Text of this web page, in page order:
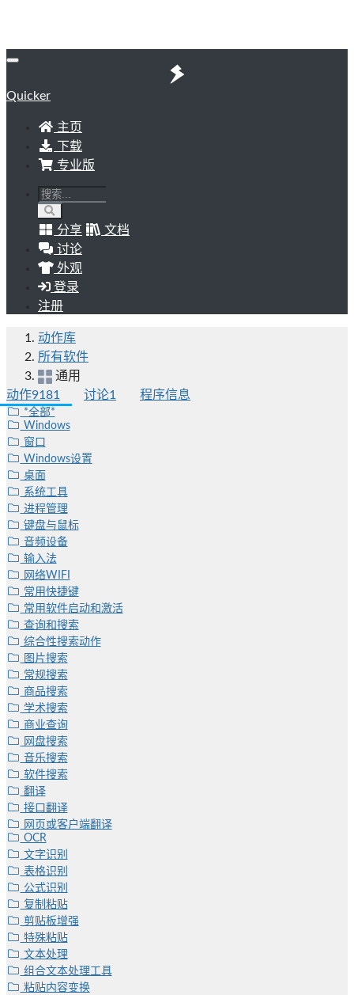
Quicker
主页
下载
专业版
分享
文档
讨论
外观
登录
注册
动作库
所有软件
通用
动作9181 讨论1 程序信息
*全部*
Windows
窗口
Windows设置
桌面
系统工具
进程管理
键盘与鼠标
音频设备
输入法
网络WIFI
常用快捷键
常用软件启动和激活
查询和搜索
综合性搜索动作
图片搜索
常规搜索
商品搜索
学术搜索
商业查询
网盘搜索
音乐搜索
软件搜索
翻译
接口翻译
网页或客户端翻译
OCR
文字识别
表格识别
公式识别
复制粘贴
剪贴板增强
特殊粘贴
文本处理
组合文本处理工具
粘贴内容变换